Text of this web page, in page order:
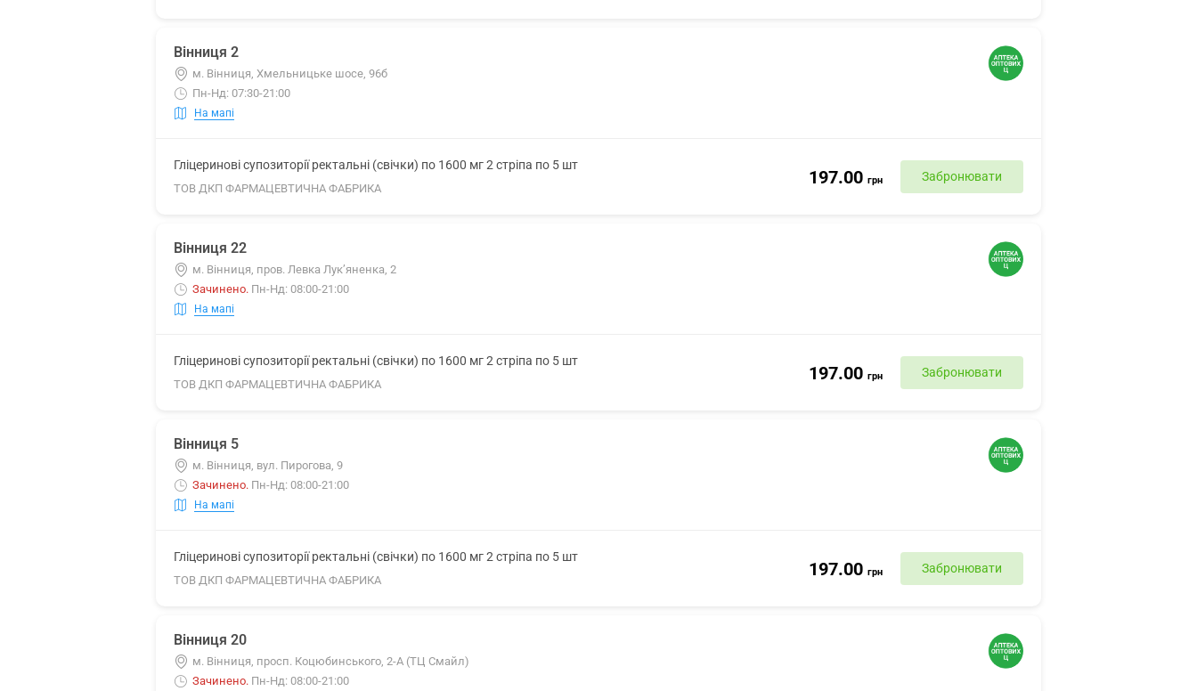
Вінниця 2
м. Вінниця, Хмельницьке шосе, 96б
Пн-Нд: 07:30-21:00
На мапі
Гліцеринові супозиторії ректальні (свічки) по 1600 мг 2 стріпа по 5 шт
ТОВ ДКП ФАРМАЦЕВТИЧНА ФАБРИКА
197.00 грн Забронювати
Вінниця 22
м. Вінниця, пров. Левка Лук’яненка, 2
Зачинено. Пн-Нд: 08:00-21:00
На мапі
Гліцеринові супозиторії ректальні (свічки) по 1600 мг 2 стріпа по 5 шт
ТОВ ДКП ФАРМАЦЕВТИЧНА ФАБРИКА
197.00 грн Забронювати
Вінниця 5
м. Вінниця, вул. Пирогова, 9
Зачинено. Пн-Нд: 08:00-21:00
На мапі
Гліцеринові супозиторії ректальні (свічки) по 1600 мг 2 стріпа по 5 шт
ТОВ ДКП ФАРМАЦЕВТИЧНА ФАБРИКА
197.00 грн Забронювати
Вінниця 20
м. Вінниця, просп. Коцюбинського, 2-А (ТЦ Смайл)
Зачинено. Пн-Нд: 08:00-21:00